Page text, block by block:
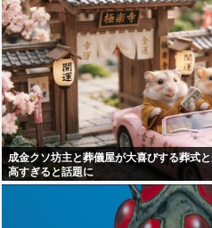
成金クソ坊主と葬儀屋が大喜びする葬式
高すぎると話題に